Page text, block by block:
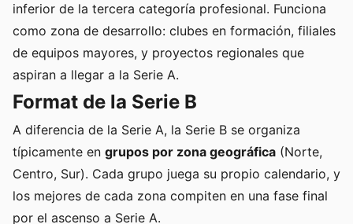
inferior de la tercera categoría profesional. Funciona
como zona de desarrollo: clubes en formación, filiales
de equipos mayores, y proyectos regionales que
aspiran a llegar a la Serie A.
Format de la Serie B
A diferencia de la Serie A, la Serie B se organiza
típicamente en grupos por zona geográfica (Norte,
Centro, Sur). Cada grupo juega su propio calendario, y
los mejores de cada zona compiten en una fase final
por el ascenso a Serie A.